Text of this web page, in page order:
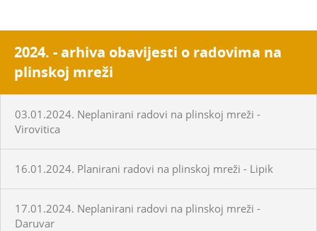
2024. - arhiva obavijesti o radovima na
plinskoj mreži
03.01.2024. Neplanirani radovi na plinskoj mreži -
Virovitica
16.01.2024. Planirani radovi na plinskoj mreži - Lipik
17.01.2024. Neplanirani radovi na plinskoj mreži -
Daruvar